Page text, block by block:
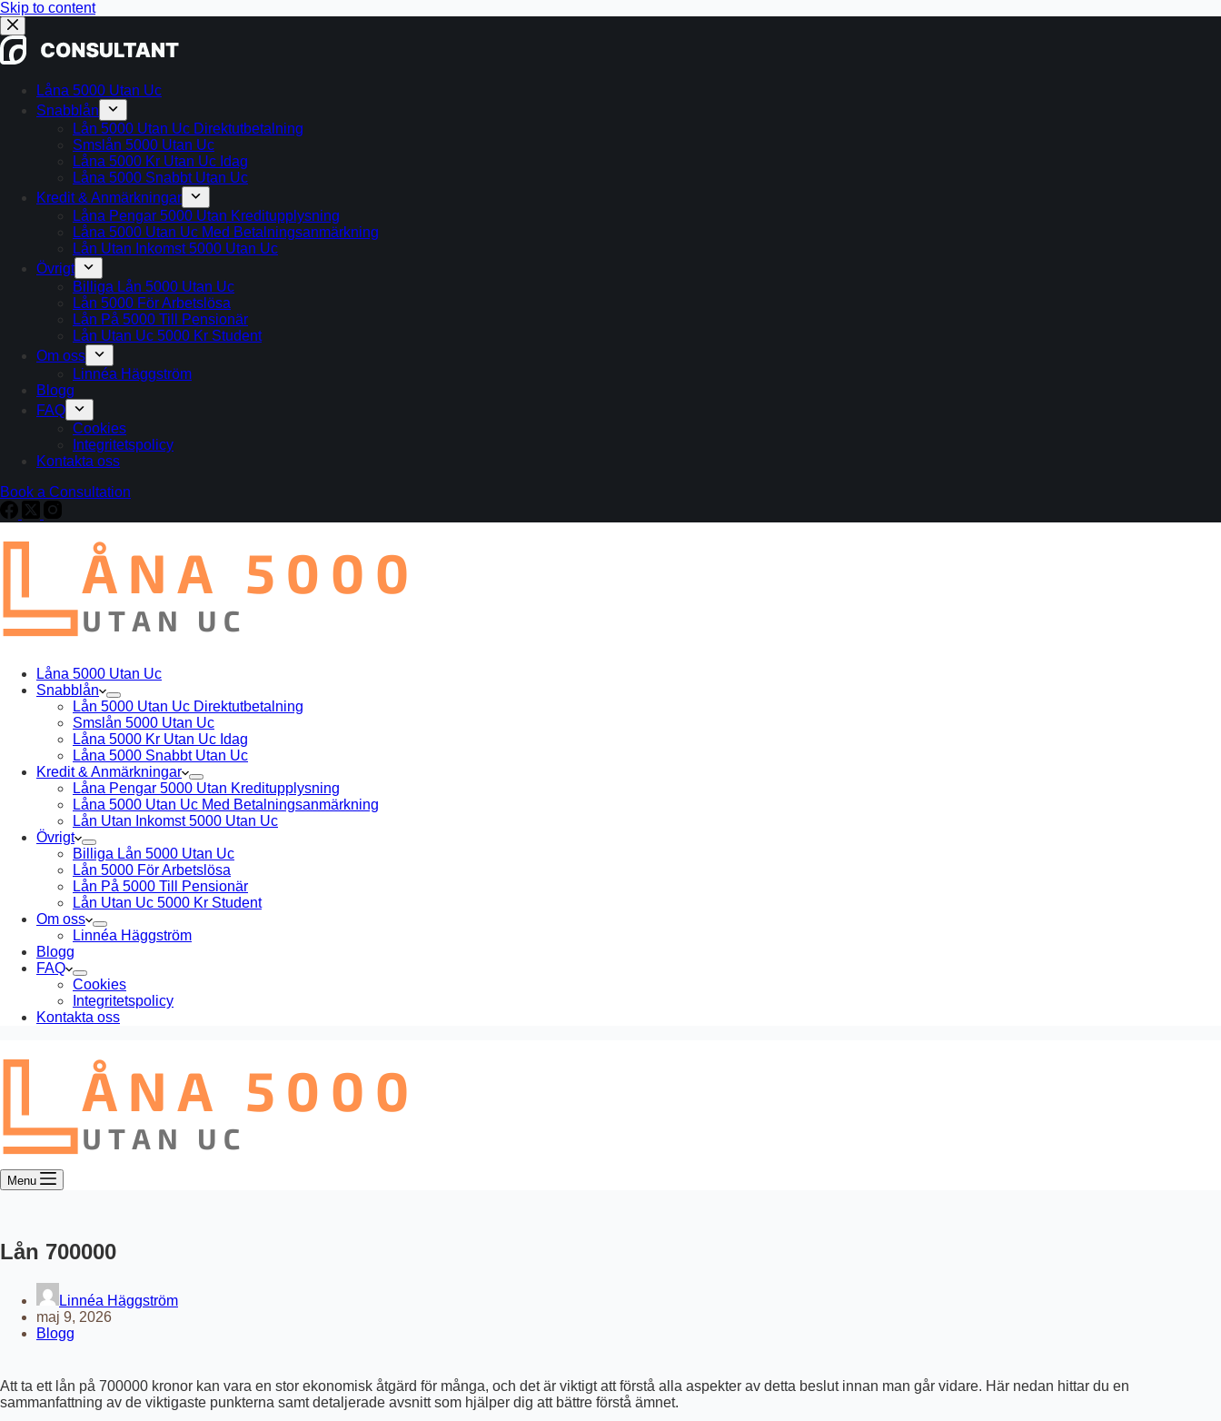
Skip to content
Låna 5000 Utan Uc
Snabblån
Lån 5000 Utan Uc Direktutbetalning
Smslån 5000 Utan Uc
Låna 5000 Kr Utan Uc Idag
Låna 5000 Snabbt Utan Uc
Kredit & Anmärkningar
Låna Pengar 5000 Utan Kreditupplysning
Låna 5000 Utan Uc Med Betalningsanmärkning
Lån Utan Inkomst 5000 Utan Uc
Övrigt
Billiga Lån 5000 Utan Uc
Lån 5000 För Arbetslösa
Lån På 5000 Till Pensionär
Lån Utan Uc 5000 Kr Student
Om oss
Linnéa Häggström
Blogg
FAQ
Cookies
Integritetspolicy
Kontakta oss
Book a Consultation
Låna 5000 Utan Uc
Snabblån
Lån 5000 Utan Uc Direktutbetalning
Smslån 5000 Utan Uc
Låna 5000 Kr Utan Uc Idag
Låna 5000 Snabbt Utan Uc
Kredit & Anmärkningar
Låna Pengar 5000 Utan Kreditupplysning
Låna 5000 Utan Uc Med Betalningsanmärkning
Lån Utan Inkomst 5000 Utan Uc
Övrigt
Billiga Lån 5000 Utan Uc
Lån 5000 För Arbetslösa
Lån På 5000 Till Pensionär
Lån Utan Uc 5000 Kr Student
Om oss
Linnéa Häggström
Blogg
FAQ
Cookies
Integritetspolicy
Kontakta oss
Menu
Lån 700000
Linnéa Häggström
maj 9, 2026
Blogg
Att ta ett lån på 700000 kronor kan vara en stor ekonomisk åtgärd för många, och det är viktigt att förstå alla aspekter av detta beslut innan man går vidare. Här nedan hittar du en
sammanfattning av de viktigaste punkterna samt detaljerade avsnitt som hjälper dig att bättre förstå ämnet.